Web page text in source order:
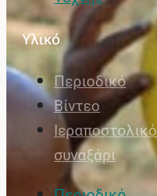
Υλικό
Περιοδικό
Βίντεο
Ιεραποστολικό
συναξάρι